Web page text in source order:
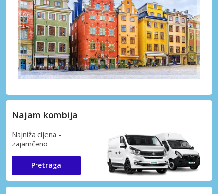
Najam kombija
Najniža cijena -
zajamčeno
Pretraga